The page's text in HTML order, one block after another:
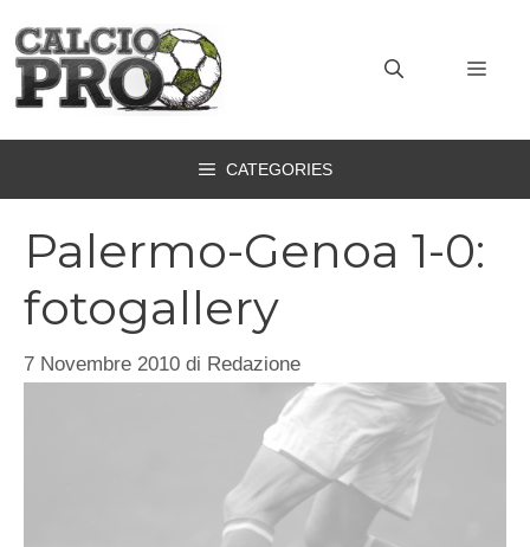
contenuto
CATEGORIES
Palermo-Genoa 1-0:
fotogallery
7 Novembre 2010 di Redazione